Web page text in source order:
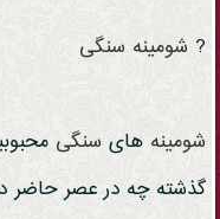
? شومینه سنگی
شومینه های سنگی
گذشته چه در عصر حاضر